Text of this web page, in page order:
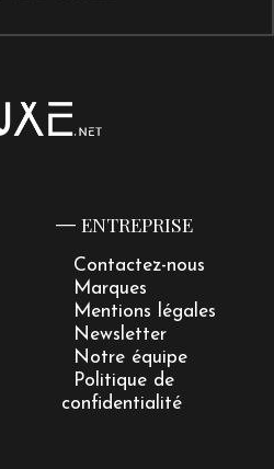
ENTREPRISE
Contactez-nous
Marques
Mentions légales
Newsletter
Notre équipe
Politique de
confidentialité